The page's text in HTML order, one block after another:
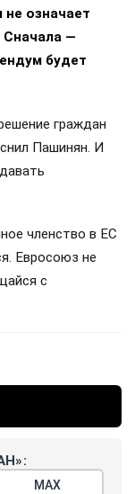
означает
Сначала —
будет
граждан
Пашинян. И
членство в ЕС
Евросоюз не
с
МАХ